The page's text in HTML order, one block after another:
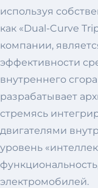
используя
как «Dual-Curve
компании,
эффективности
внутреннего
разрабатывает
стремясь
двигателями
уровень
электромобилей.